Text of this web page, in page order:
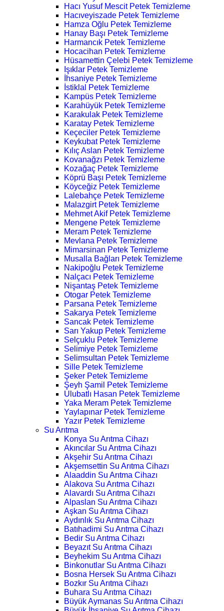
Hacı Yusuf Mescit Petek Temizleme
Hacıveyiszade Petek Temizleme
Hamza Oğlu Petek Temizleme
Hanay Başı Petek Temizleme
Harmancık Petek Temizleme
Hocacihan Petek Temizleme
Hüsamettin Çelebi Petek Temizleme
Işıklar Petek Temizleme
İhsaniye Petek Temizleme
İstiklal Petek Temizleme
Kampüs Petek Temizleme
Karahüyük Petek Temizleme
Karakulak Petek Temizleme
Karatay Petek Temizleme
Keçeciler Petek Temizleme
Keykubat Petek Temizleme
Kılıç Aslan Petek Temizleme
Kovanağzı Petek Temizleme
Kozağaç Petek Temizleme
Köprü Başı Petek Temizleme
Köyceğiz Petek Temizleme
Lalebahçe Petek Temizleme
Malazgirt Petek Temizleme
Mehmet Akif Petek Temizleme
Mengene Petek Temizleme
Meram Petek Temizleme
Mevlana Petek Temizleme
Mimarsinan Petek Temizleme
Musalla Bağları Petek Temizleme
Nakipoğlu Petek Temizleme
Nalçacı Petek Temizleme
Nişantaş Petek Temizleme
Otogar Petek Temizleme
Parsana Petek Temizleme
Sakarya Petek Temizleme
Sancak Petek Temizleme
Sarı Yakup Petek Temizleme
Selçuklu Petek Temizleme
Selimiye Petek Temizleme
Selimsultan Petek Temizleme
Sille Petek Temizleme
Şeker Petek Temizleme
Şeyh Şamil Petek Temizleme
Ulubatlı Hasan Petek Temizleme
Yaka Meram Petek Temizleme
Yaylapınar Petek Temizleme
Yazır Petek Temizleme
Su Arıtma
Konya Su Arıtma Cihazı
Akıncılar Su Arıtma Cihazı
Akşehir Su Arıtma Cihazı
Akşemsettin Su Arıtma Cihazı
Alaaddin Su Arıtma Cihazı
Alakova Su Arıtma Cihazı
Alavardı Su Arıtma Cihazı
Alpaslan Su Arıtma Cihazı
Aşkan Su Arıtma Cihazı
Aydınlık Su Arıtma Cihazı
Batıhadimi Su Arıtma Cihazı
Bedir Su Arıtma Cihazı
Beyazıt Su Arıtma Cihazı
Beyhekim Su Arıtma Cihazı
Binkonutlar Su Arıtma Cihazı
Bosna Hersek Su Arıtma Cihazı
Bozkır Su Arıtma Cihazı
Buhara Su Arıtma Cihazı
Büyük Aymanas Su Arıtma Cihazı